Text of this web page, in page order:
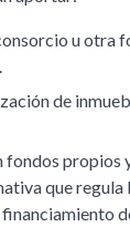
u
de
que